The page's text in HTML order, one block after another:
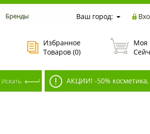
Ваш город:
Бренды
Избранное
Товаров (0)
Моя
АКЦИИ! -50%